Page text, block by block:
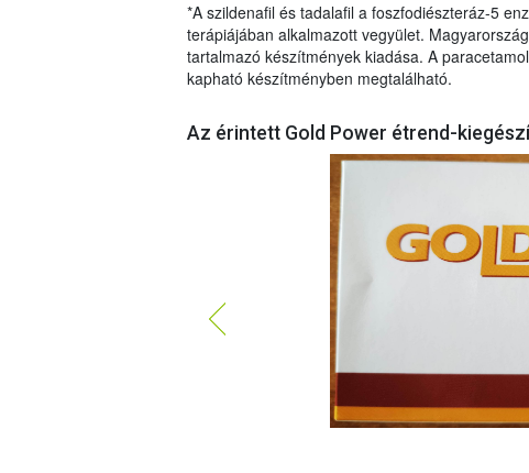
*A szildenafil és tadalafil a foszfodiészteráz-5
terápiájában alkalmazott vegyület.
tartalmazó készítmények kiadása. A
kapható készítményben megtalálható.
Az érintett Gold Power étrend-